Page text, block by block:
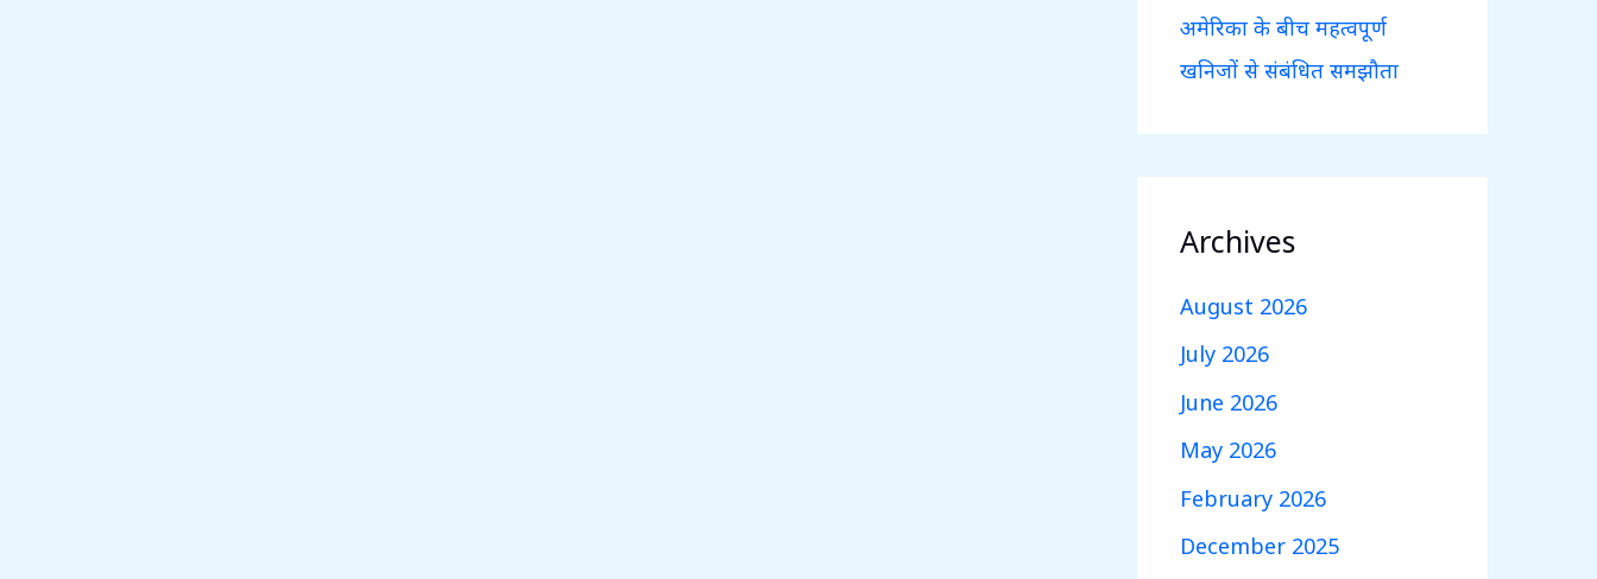
अमेरिका के बीच महत्वपूर्ण
खनिजों से संबंधित समझौता
Archives
August 2026
July 2026
June 2026
May 2026
February 2026
December 2025